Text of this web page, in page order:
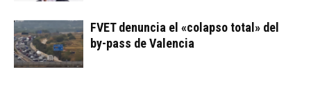
FVET denuncia el «colapso total» del
by-pass de Valencia